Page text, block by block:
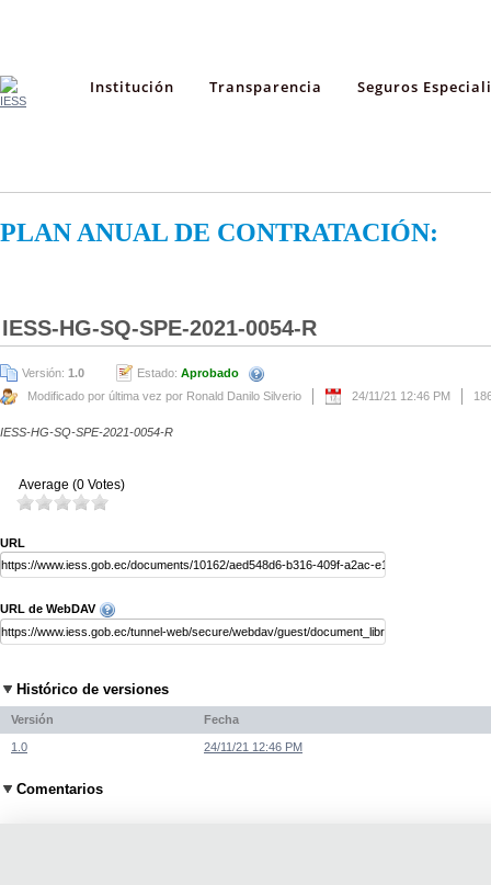
Institución Transparencia Seguros
PLAN ANUAL DE CONTRATACIÓN:
IESS-HG-SQ-SPE-2021-0054-R
Versión: 1.0 Estado: Aprobado
Modificado por última vez por Ronald Danilo Silverio
24/11/21 12:46 PM
IESS-HG-SQ-SPE-2021-0054-R
Average (0 Votes)
URL
URL de WebDAV
Histórico de versiones
Versión Fecha
1.0 24/11/21 12:46 PM
Comentarios